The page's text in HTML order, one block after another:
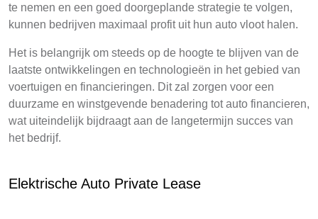
te nemen en een goed doorgeplande strategie te volgen,
kunnen bedrijven maximaal profit uit hun auto vloot halen.
Het is belangrijk om steeds op de hoogte te blijven van de
laatste ontwikkelingen en technologieën in het gebied van
voertuigen en financieringen. Dit zal zorgen voor een
duurzame en winstgevende benadering tot auto financieren,
wat uiteindelijk bijdraagt aan de langetermijn succes van
het bedrijf.
Elektrische Auto Private Lease